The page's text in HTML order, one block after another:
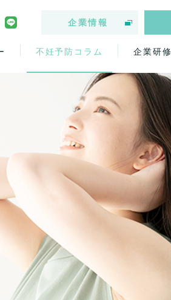
企業情報
不妊予防コラム 企業研修